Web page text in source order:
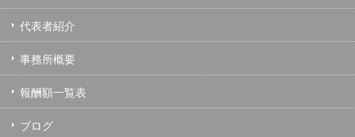
代表者紹介
事務所概要
報酬額一覧表
ブログ